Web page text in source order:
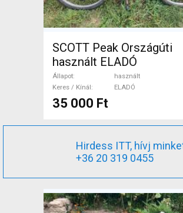
SCOTT Peak Országúti
használt ELADÓ
Állapot
használt
Keres / Kínál
ELADÓ
35 000 Ft
Hirdess ITT, hívj
+36 20 319 0455